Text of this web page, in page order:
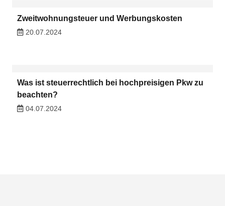
Zweitwohnungsteuer und Werbungskosten
20.07.2024
Was ist steuerrechtlich bei hochpreisigen Pkw zu
beachten?
04.07.2024